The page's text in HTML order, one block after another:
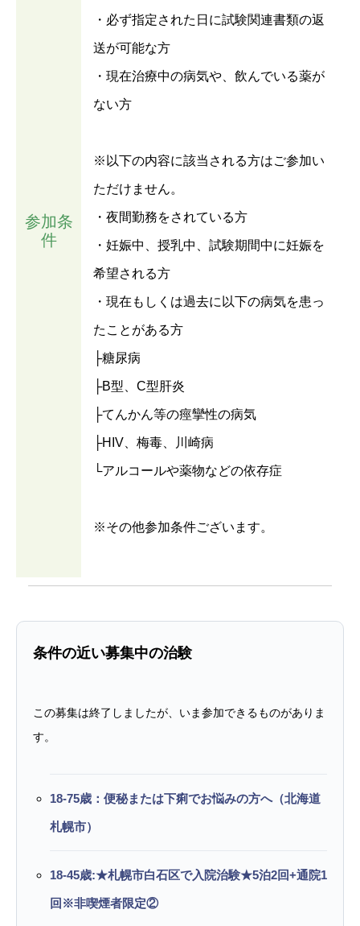
参加条
件
・必ず指定された日に試験関連書類の返
送が可能な方
・現在治療中の病気や、飲んでいる薬が
ない方
※以下の内容に該当される方はご参加い
ただけません。
・夜間勤務をされている方
・妊娠中、授乳中、試験期間中に妊娠を
希望される方
・現在もしくは過去に以下の病気を患っ
たことがある方
├糖尿病
├B型、C型肝炎
├てんかん等の痙攣性の病気
├HIV、梅毒、川崎病
└アルコールや薬物などの依存症
※その他参加条件ございます。
条件の近い募集中の治験
この募集は終了しましたが、いま参加できるものがありま
す。
18-75歳：便秘または下痢でお悩みの方へ（北海道
札幌市）
18-45歳:★札幌市白石区で入院治験★5泊2回+通院1
回※非喫煙者限定②